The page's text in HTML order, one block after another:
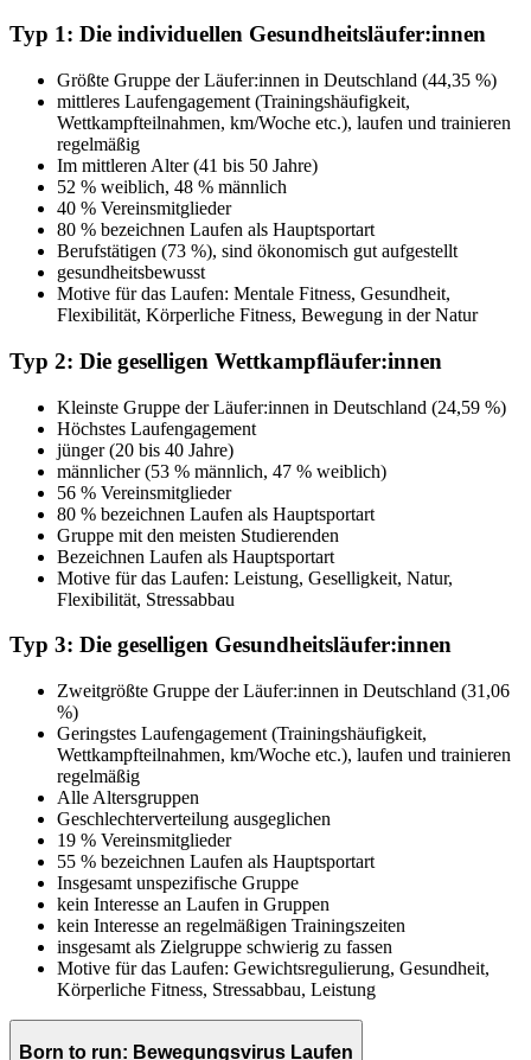
Typ 1: Die individuellen Gesundheitsläufer:innen
Größte Gruppe der Läufer:innen in Deutschland (44,35 %)
mittleres Laufengagement (Trainingshäufigkeit,
Wettkampfteilnahmen, km/Woche etc.), laufen und trainieren
regelmäßig
Im mittleren Alter (41 bis 50 Jahre)
52 % weiblich, 48 % männlich
40 % Vereinsmitglieder
80 % bezeichnen Laufen als Hauptsportart
Berufstätigen (73 %), sind ökonomisch gut aufgestellt
gesundheitsbewusst
Motive für das Laufen: Mentale Fitness, Gesundheit,
Flexibilität, Körperliche Fitness, Bewegung in der Natur
Typ 2: Die geselligen Wettkampfläufer:innen
Kleinste Gruppe der Läufer:innen in Deutschland (24,59 %)
Höchstes Laufengagement
jünger (20 bis 40 Jahre)
männlicher (53 % männlich, 47 % weiblich)
56 % Vereinsmitglieder
80 % bezeichnen Laufen als Hauptsportart
Gruppe mit den meisten Studierenden
Bezeichnen Laufen als Hauptsportart
Motive für das Laufen: Leistung, Geselligkeit, Natur,
Flexibilität, Stressabbau
Typ 3: Die geselligen Gesundheitsläufer:innen
Zweitgrößte Gruppe der Läufer:innen in Deutschland (31,06
%)
Geringstes Laufengagement (Trainingshäufigkeit,
Wettkampfteilnahmen, km/Woche etc.), laufen und trainieren
regelmäßig
Alle Altersgruppen
Geschlechterverteilung ausgeglichen
19 % Vereinsmitglieder
55 % bezeichnen Laufen als Hauptsportart
Insgesamt unspezifische Gruppe
kein Interesse an Laufen in Gruppen
kein Interesse an regelmäßigen Trainingszeiten
insgesamt als Zielgruppe schwierig zu fassen
Motive für das Laufen: Gewichtsregulierung, Gesundheit,
Körperliche Fitness, Stressabbau, Leistung
Born to run: Bewegungsvirus Laufen